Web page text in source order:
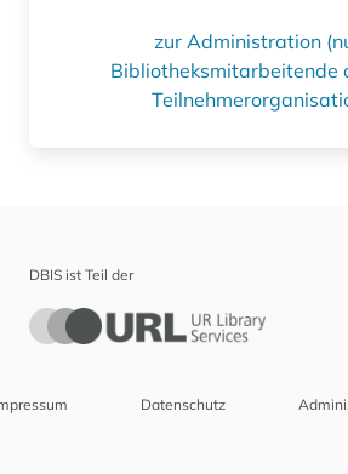
zur Administration
Bibliotheksmitarbeitende
DBIS ist Teil der
Datenschutz